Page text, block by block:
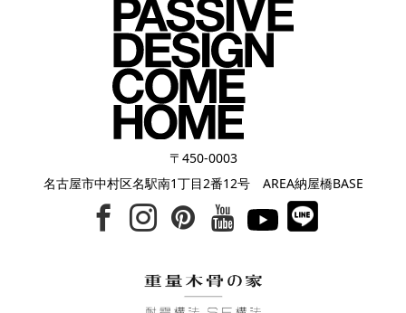
〒450-0003
名古屋市中村区名駅南1丁目2番12号 AREA納屋橋BASE